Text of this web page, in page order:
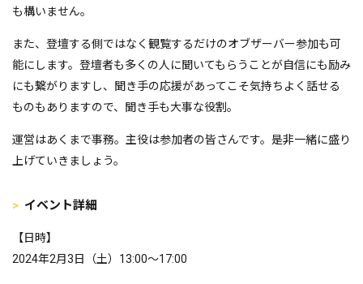
も構いません。
また、登壇する側ではなく観覧するだけのオブザーバー参加も可
能にします。登壇者も多くの人に聞いてもらうことが自信にも励み
にも繋がりますし、聞き手の応援があってこそ気持ちよく話せる
ものもありますので、聞き手も大事な役割。
運営はあくまで事務。主役は参加者の皆さんです。是非一緒に盛り
上げていきましょう。
イベント詳細
【日時】
2024年2月3日（土）13:00～17:00